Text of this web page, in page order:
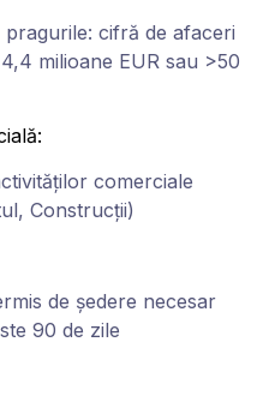
pragurile: cifră de afaceri
milioane EUR sau >50
:
comerciale
Construcții)
de ședere necesar
90 de zile